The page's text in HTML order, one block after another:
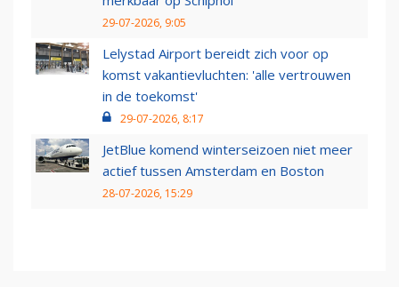
29-07-2026, 9:05
Lelystad Airport bereidt zich voor op
komst vakantievluchten: 'alle vertrouwen
in de toekomst'
29-07-2026, 8:17
JetBlue komend winterseizoen niet meer
actief tussen Amsterdam en Boston
28-07-2026, 15:29